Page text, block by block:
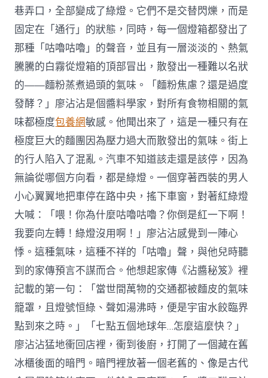
巷弄口，全部變成了綠燈。它們不是交替閃爍，而是
固定在「通行」的狀態，同時，每一個燈箱都發出了
那種「咕嚕咕嚕」的聲音，並且有一層淡淡的、熱氣
騰騰的白霧從燈箱的頂部冒出，散發出一種難以名狀
的——麵粉蒸煮過頭的氣味。「麵粉焦慮？還是過度
發酵？」廖沾沾是個醬料學家，對所有食物相關的氣
味都極度包養網敏感。他聞出來了，這是一種只有在
極度巨大的麵團因為壓力過大而散發出的氣味。街上
的行人陷入了混亂。汽車不知道該走還是該停，因為
無論從哪個方向看，都是綠燈。一個穿著西裝的男人
小心翼翼地把車停在路中央，搖下車窗，對著紅綠燈
大喊：「喂！你為什麼咕嚕咕嚕？你倒是紅一下啊！
我要向左轉！綠燈沒用啊！」廖沾沾感覺到一陣心
悸。這種氣味，這種不祥的「咕嚕」聲，與他兒時聽
到的家傳預言不謀而合。他想起家傳《沾醬秘笈》裡
記載的第一句：「當世間萬物的交通都被麵皮的氣味
籠罩，且燈號恒綠、聲如湯沸時，便是宇宙水餃臨界
點到來之時。」「七點五個地球年…怎麼這麼快？」
廖沾沾猛地衝回店裡，衝到後廚，打開了一個藏在舊
冰櫃後面的暗門。暗門裡放著一個老舊的、像是古代